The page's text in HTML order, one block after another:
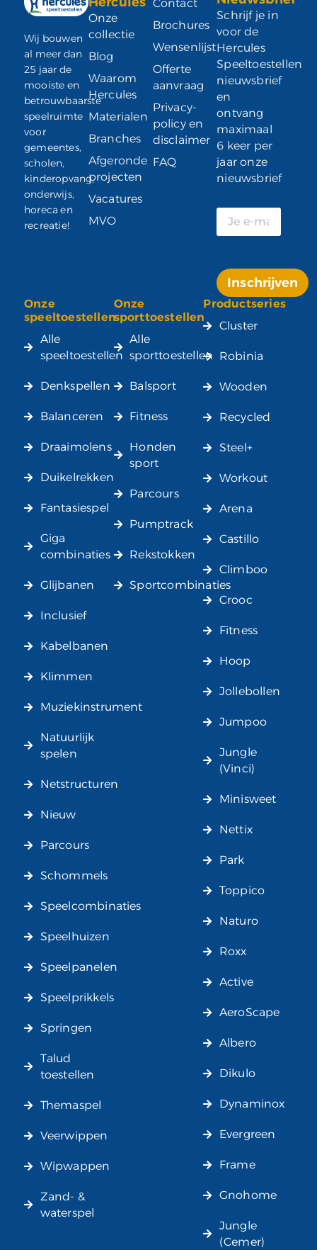
Wij bouwen
al meer dan
25 jaar de
mooiste en
betrouwbaarste
speelruimte
voor
gemeentes,
scholen,
kinderopvang,
onderwijs,
horeca en
recreatie!
Onze
collectie
Blog
Waarom
Hercules
Materialen
Branches
Afgeronde
projecten
Vacatures
MVO
Contact
Brochures
Wensenlijst
Offerte
aanvraag
Privacy-
policy en
disclaimer
FAQ
Schrijf je in
voor de
Hercules
Speeltoestellen
nieuwsbrief
en
ontvang
maximaal
6 keer per
jaar onze
nieuwsbrief
Inschrijven
Alternative:
Onze
speeltoestellen
Alle
speeltoestellen
Denkspellen
Balanceren
Draaimolens
Duikelrekken
Fantasiespel
Giga
combinaties
Glijbanen
Inclusief
Kabelbanen
Klimmen
Muziekinstrument
Natuurlijk
spelen
Netstructuren
Nieuw
Parcours
Schommels
Speelcombinaties
Speelhuizen
Speelpanelen
Speelprikkels
Springen
Talud
toestellen
Themaspel
Veerwippen
Wipwappen
Zand- &
waterspel
Onze
sporttoestellen
Alle
sporttoestellen
Balsport
Fitness
Honden
sport
Parcours
Pumptrack
Rekstokken
Sportcombinaties
Productseries
Cluster
Robinia
Wooden
Recycled
Steel+
Workout
Arena
Castillo
Climboo
Crooc
Fitness
Hoop
Jollebollen
Jumpoo
Jungle
(Vinci)
Minisweet
Nettix
Park
Toppico
Naturo
Roxx
Active
AeroScape
Albero
Dikulo
Dynaminox
Evergreen
Frame
Gnohome
Jungle
(Cemer)